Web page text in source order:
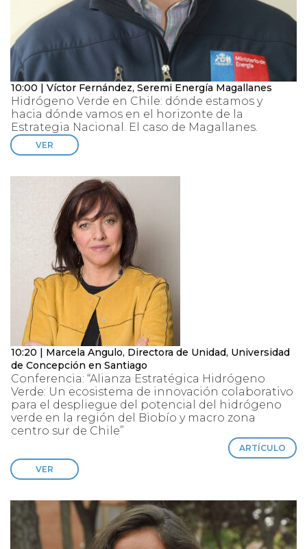
10:00 | Víctor Fernández, Seremi Energía Magallanes
Hidrógeno Verde en Chile: dónde estamos y
hacia dónde vamos en el horizonte de la
Estrategia Nacional. El caso de Magallanes.
VER
10:20 | Marcela Angulo, Directora de Unidad, Universidad
de Concepción en Santiago
Conferencia: “Alianza Estratégica Hidrógeno
Verde: Un ecosistema de innovación colaborativo
para el despliegue del potencial del hidrógeno
verde en la región del Biobío y macro zona
centro sur de Chile”
ARTÍCULO
VER